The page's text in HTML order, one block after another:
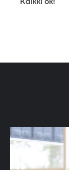
Kaikki ok!